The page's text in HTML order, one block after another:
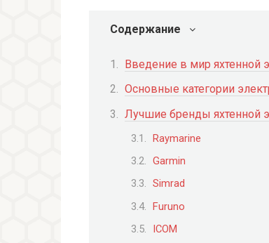
Содержание
Введение в мир яхтенной
Основные категории
Лучшие бренды яхтенной
Raymarine
Garmin
Simrad
Furuno
ICOM